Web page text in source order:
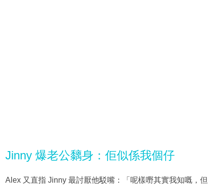
Jinny 爆老公黐身：佢似係我個仔
Alex 又直指 Jinny 最討厭他駁嘴：「呢樣嘢其實我知嘅，但